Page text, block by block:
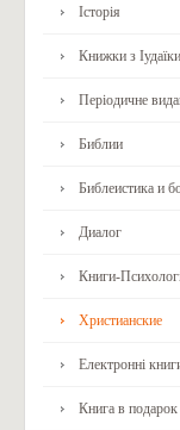
Історія
Книжки з Іудаїки
Періодичне
Библии
Библеистика и
Диалог
Книги-
Христианские
Електронні
Книга в подарок